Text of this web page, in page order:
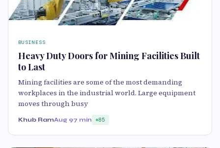
BUSINESS
Heavy Duty Doors for Mining Facilities Built
to Last
Mining facilities are some of the most demanding
workplaces in the industrial world. Large equipment
moves through busy
Khub RamAug 97 min 85